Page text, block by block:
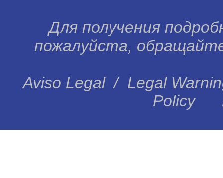
Для получения
пожалуйста,
Aviso Legal/ Legal
Policy